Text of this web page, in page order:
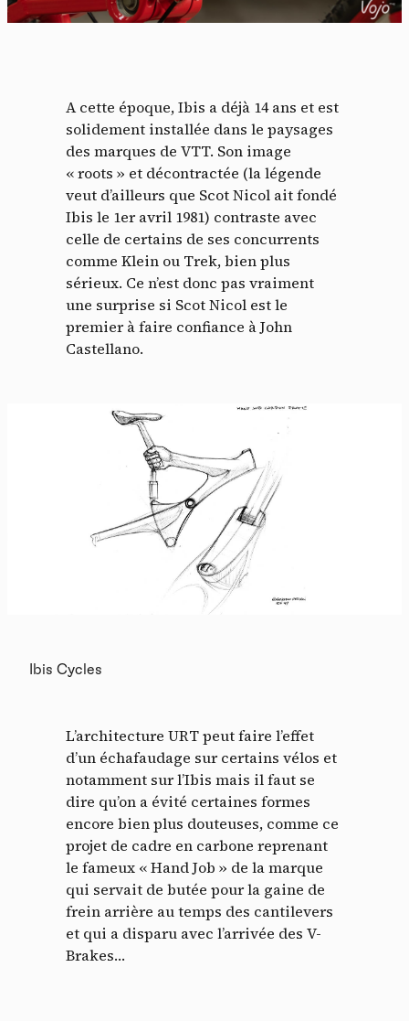
A cette époque, Ibis a déjà 14 ans et est
solidement installée dans le paysages
des marques de VTT. Son image
« roots » et décontractée (la légende
veut d’ailleurs que Scot Nicol ait fondé
Ibis le 1er avril 1981) contraste avec
celle de certains de ses concurrents
comme Klein ou Trek, bien plus
sérieux. Ce n’est donc pas vraiment
une surprise si Scot Nicol est le
premier à faire confiance à John
Castellano.
Ibis Cycles
L’architecture URT peut faire l’effet
d’un échafaudage sur certains vélos et
notamment sur l’Ibis mais il faut se
dire qu’on a évité certaines formes
encore bien plus douteuses, comme ce
projet de cadre en carbone reprenant
le fameux « Hand Job » de la marque
qui servait de butée pour la gaine de
frein arrière au temps des cantilevers
et qui a disparu avec l’arrivée des V-
Brakes…